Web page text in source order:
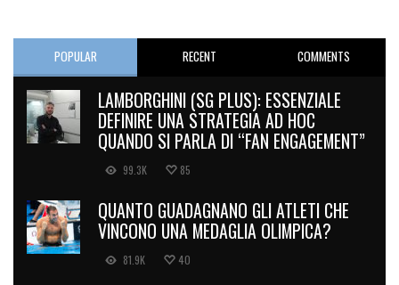
POPULAR RECENT COMMENTS
LAMBORGHINI (SG PLUS): ESSENZIALE
DEFINIRE UNA STRATEGIA AD HOC
QUANDO SI PARLA DI “FAN ENGAGEMENT”
99.3K 85
QUANTO GUADAGNANO GLI ATLETI CHE
VINCONO UNA MEDAGLIA OLIMPICA?
81.9K 40